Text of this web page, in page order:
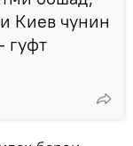
Киев чунин
гуфт